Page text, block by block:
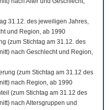
31.12. des jeweiligen Jahres,
und Region, ab 1990
(zum Stichtag am 31.12. des
nach Geschlecht und Region,
(zum Stichtag am 31.12 des
nach Region, ab 1990
(zum Stichtag am 31.12 des
nach Altersgruppen und